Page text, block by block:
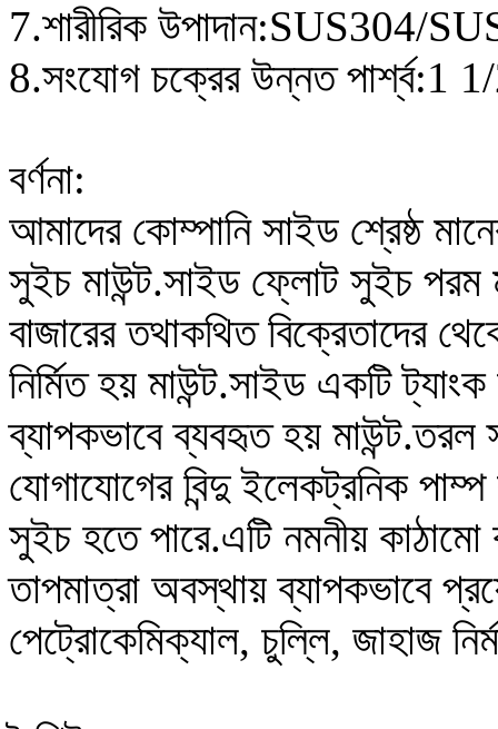
7.শারীরিক উপাদান:SUS304/
8.সংযোগ চক্রের উন্নত পার্শ্ব:1 1/
বর্ণনা:
আমাদের কোম্পানি সাইড শ্রেষ্ঠ
সুইচ মাউন্ট.সাইড ফ্লোট সুইচ পরম
বাজারের তথাকথিত বিক্রেতাদের
নির্মিত হয় মাউন্ট.সাইড একটি
ব্যাপকভাবে ব্যবহৃত হয় মাউন্ট.তরল
যোগাযোগের বিন্দু ইলেকট্রনিক
সুইচ হতে পারে.এটি নমনীয় কাঠামো
তাপমাত্রা অবস্থায় ব্যাপকভাবে
পেট্রোকেমিক্যাল, চুল্লি, জাহাজ